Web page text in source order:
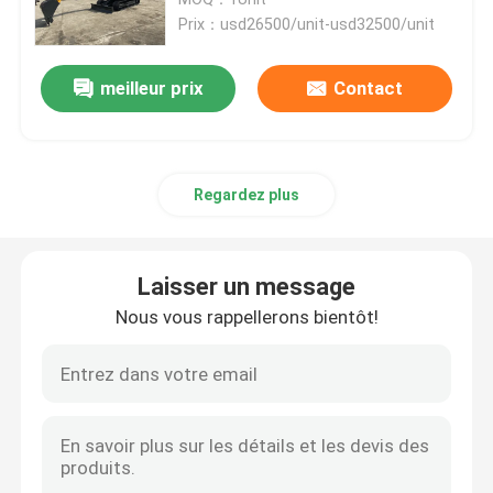
Tracteur d'huile de palme
Niveleuse lourde de moteur d'équipement
Prix：usd26500/unit-usd32500/unit
meilleur prix Contact
Regardez plus
Laisser un message
Nous vous rappellerons bientôt!